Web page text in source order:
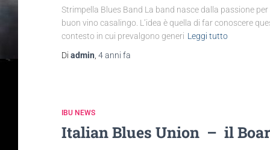
Strimpella Blues Band La band nasce dalla passione
buon vino casalingo. L’idea è quella di far conoscere
contesto in cui prevalgono generi Leggi tutto
Di admin 4 anni fa
IBU NEWS
Italian Blues Union – il